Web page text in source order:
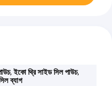
,ইকো থ্রি সাইড সিল পাউচ,
ব্যাগ